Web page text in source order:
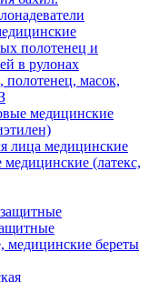
полотенец и
в рулонах
полотенец, масок,
медицинские
лица медицинские
(латекс,
медицинские береты